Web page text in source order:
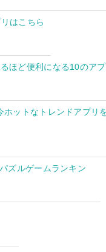
はこちら
ほど便利になる10のアプ
ホットなトレンドアプリ
ズルゲームランキン